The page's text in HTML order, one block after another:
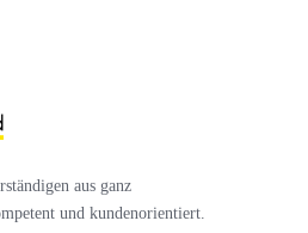
aus ganz
und kundenorientiert.